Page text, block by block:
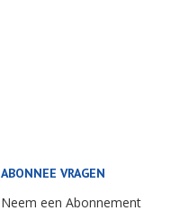
ABONNEE VRAGEN
Neem een Abonnement